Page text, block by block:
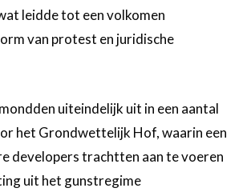
leidde tot een volkomen
van protest en juridische
uiteindelijk uit in een aantal
het Grondwettelijk Hof, waarin een
developers trachtten aan te voeren
uit het gunstregime